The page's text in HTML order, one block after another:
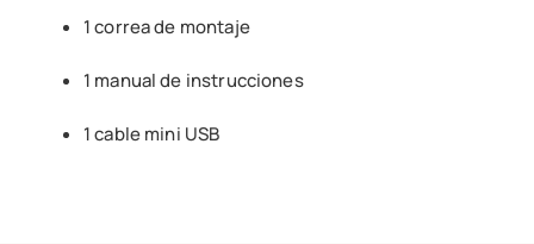
1 correa de montaje
1 manual de instrucciones
1 cable mini USB